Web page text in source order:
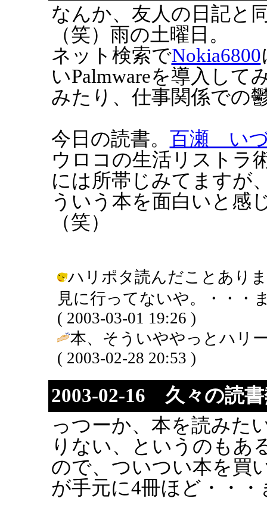
なんか、友人の日記と
（笑）雨の土曜日。
ネット検索でNokia6800
いPalmwareを導入して
みたり、仕事関係での
今日の読書。 百瀬 い
ウロコの生活リストラ
には所帯じみてますが
ういう本を面白いと感
（笑）
ハリポタ読んだことあり
見に行ってないや。・・・
( 2003-03-01 19:26 )
本、そういややっとハリ
( 2003-02-28 20:53 )
2003-02-16 久々の読
っつーか、本を読みた
りない、というのもあ
ので、ついつい本を買
が手元に4冊ほど・・